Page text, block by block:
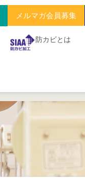
メルマガ会員募集
防カビとは